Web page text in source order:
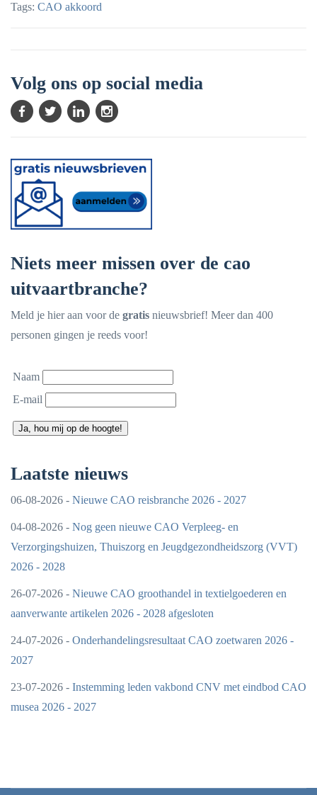
Tags: CAO akkoord
Volg ons op social media
Niets meer missen over de cao
uitvaartbranche?
Meld je hier aan voor de gratis nieuwsbrief! Meer dan 400
personen gingen je reeds voor!
Naam
E-mail
Ja, hou mij op de hoogte!
Laatste nieuws
06-08-2026 - Nieuwe CAO reisbranche 2026 - 2027
04-08-2026 - Nog geen nieuwe CAO Verpleeg- en
Verzorgingshuizen, Thuiszorg en Jeugdgezondheidszorg (VVT)
2026 - 2028
26-07-2026 - Nieuwe CAO groothandel in textielgoederen en
aanverwante artikelen 2026 - 2028 afgesloten
24-07-2026 - Onderhandelingsresultaat CAO zoetwaren 2026 -
2027
23-07-2026 - Instemming leden vakbond CNV met eindbod CAO
musea 2026 - 2027